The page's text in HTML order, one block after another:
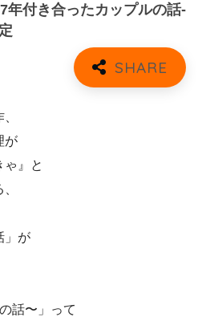
年付き合ったカップルの話-
が
』と
」が
話〜」って